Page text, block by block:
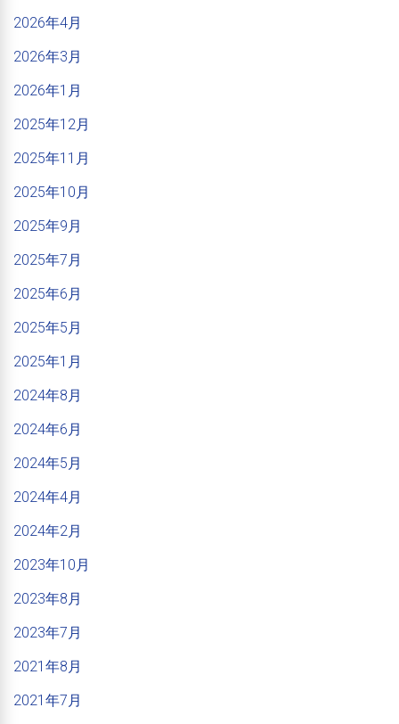
2026年4月
2026年3月
2026年1月
2025年12月
2025年11月
2025年10月
2025年9月
2025年7月
2025年6月
2025年5月
2025年1月
2024年8月
2024年6月
2024年5月
2024年4月
2024年2月
2023年10月
2023年8月
2023年7月
2021年8月
2021年7月